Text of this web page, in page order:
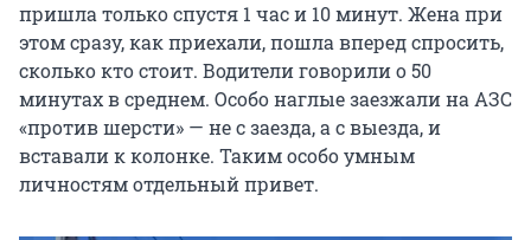
пришла только спустя 1 час и 10 минут. Жена при
этом сразу, как приехали, пошла вперед спросить,
сколько кто стоит. Водители говорили о 50
минутах в среднем. Особо наглые заезжали на АЗС
«против шерсти» — не с заезда, а с выезда, и
вставали к колонке. Таким особо умным
личностям отдельный привет.